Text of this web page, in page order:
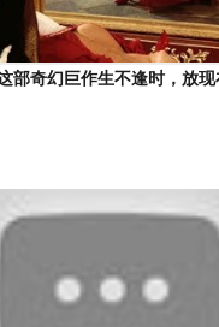
部奇幻巨作生不逢时，放